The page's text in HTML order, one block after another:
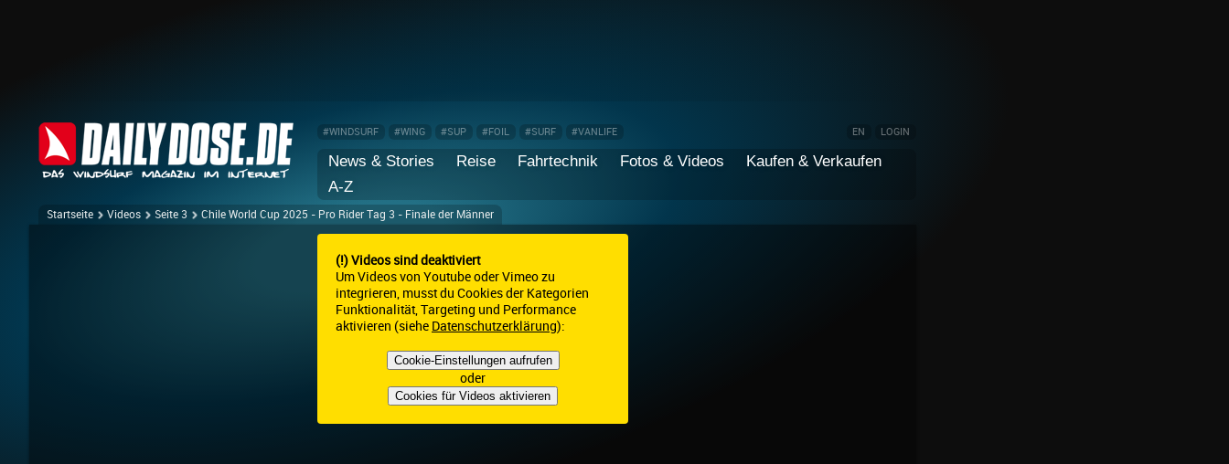
#WINDSURF #WING #SUP #FOIL #SURF #VANLIFE EN LOGIN
News & Stories Reise Fahrtechnik Fotos & Videos
Kaufen & Verkaufen
A-Z
Startseite Videos Seite 3 Chile World Cup 2025 - Pro Rider Tag 3 - Finale der Männer
(!) Videos sind deaktiviert
Um Videos von Youtube oder Vimeo zu
integrieren, musst du Cookies der Kategorien
Funktionalität, Targeting und Performance
aktivieren (siehe Datenschutzerklärung):
Cookie-Einstellungen aufrufen
oder
Cookies für Videos aktivieren